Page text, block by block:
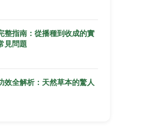
整指南：從播種到收成的實
見問題
效全解析：天然草本的驚人